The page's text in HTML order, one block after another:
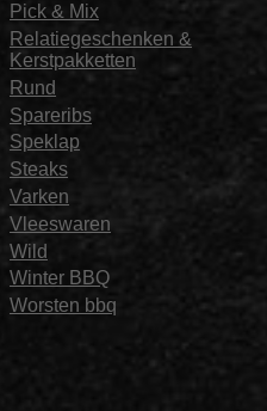
Pick & Mix
Relatiegeschenken &
Kerstpakketten
Rund
Spareribs
Speklap
Steaks
Varken
Vleeswaren
Wild
Winter BBQ
Worsten bbq